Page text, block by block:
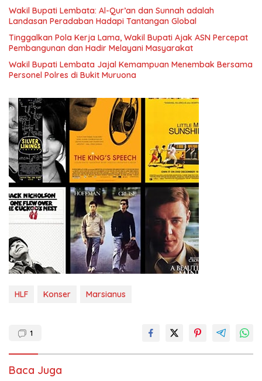
Wakil Bupati Lembata: Al-Qur’an dan Sunnah adalah
Landasan Peradaban Hadapi Tantangan Global
Tinggalkan Pola Kerja Lama, Wakil Bupati Ajak ASN Percepat
Pembangunan dan Hadir Melayani Masyarakat
Wakil Bupati Lembata Jajal Kemampuan Menembak Bersama
Personel Polres di Bukit Muruona
HLF Konser Marsianus
1
Baca Juga